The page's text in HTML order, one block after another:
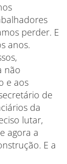
perder. E
anos.
não
e aos
de
da
lutar,
agora a
E a